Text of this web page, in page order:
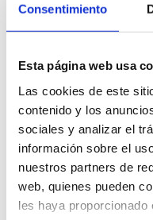
Consentimiento
Esta página web usa
Las cookies de este
contenido y los
sociales y analizar el
información sobre el
nuestros partners de
web, quienes pueden
les haya proporcionado